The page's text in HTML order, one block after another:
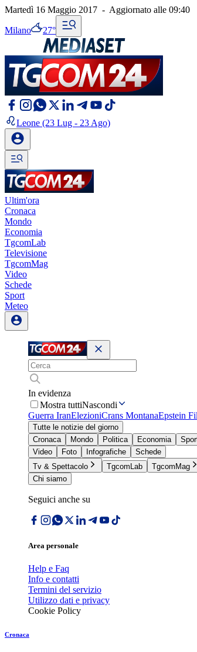
Martedì 16 Maggio 2017 - Aggiornato alle 09:40
Milano 27°
Leone (23 Lug - 23 Ago)
Ultim'ora
Cronaca
Mondo
Economia
TgcomLab
Televisione
TgcomMag
Video
Schede
Sport
Meteo
In evidenza
Mostra tuttiNascondi
Guerra IranElezioniCrans MontanaEpstein
Tutte le notizie del giorno
Cronaca
Mondo Politica Economia
Video
Foto Infografiche
Schede
Tv & Spettacolo
TgcomLab TgcomMag
Chi siamo
Seguici anche su
Area personale
Help e Faq
Info e contatti
Termini del servizio
Utilizzo dati e privacy
Cookie Policy
Cronaca